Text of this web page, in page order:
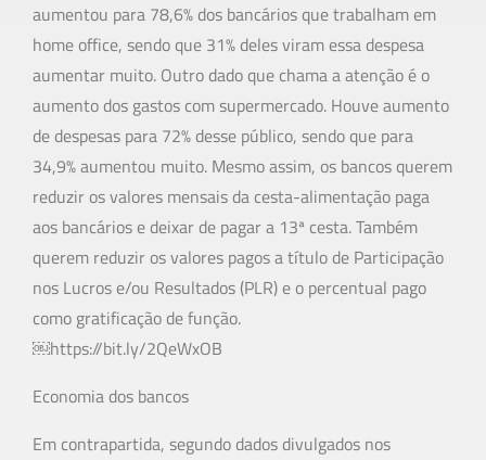
aumentou para 78,6% dos bancários que trabalham em
home office, sendo que 31% deles viram essa despesa
aumentar muito. Outro dado que chama a atenção é o
aumento dos gastos com supermercado. Houve aumento
de despesas para 72% desse público, sendo que para
34,9% aumentou muito. Mesmo assim, os bancos querem
reduzir os valores mensais da cesta-alimentação paga
aos bancários e deixar de pagar a 13ª cesta. Também
querem reduzir os valores pagos a título de Participação
nos Lucros e/ou Resultados (PLR) e o percentual pago
como gratificação de função.
￼https://bit.ly/2QeWxOB
Economia dos bancos
Em contrapartida, segundo dados divulgados nos